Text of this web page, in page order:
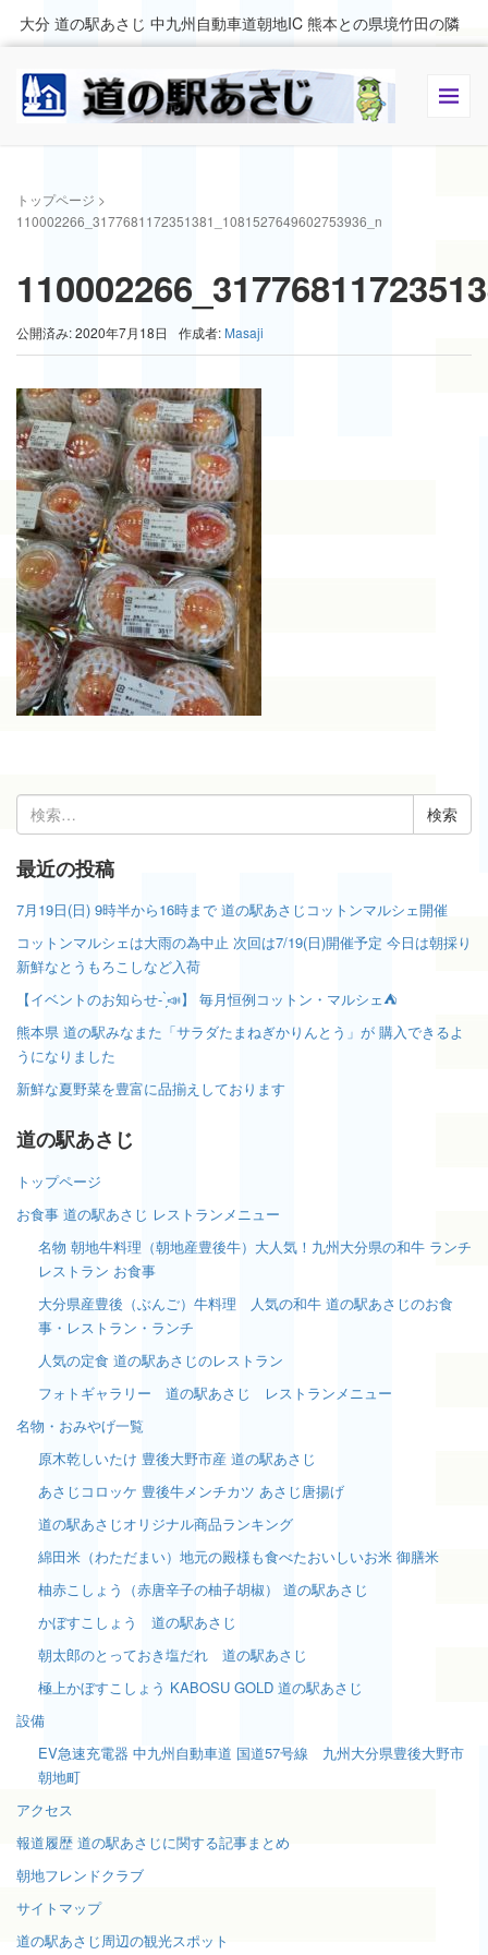
大分 道の駅あさじ 中九州自動車道朝地IC 熊本との県境竹田の隣
トップページ >
110002266_3177681172351381_1081527649602753936_n
公開済み: 2020年7月18日 作成者: Masaji
検
索:
最近の投稿
7月19日(日) 9時半から16時まで 道の駅あさじコットンマルシェ開催
コットンマルシェは大雨の為中止 次回は7/19(日)開催予定 今日は朝採り
新鮮なとうもろこしなど入荷
【イベントのお知らせ- ̗̀📣】 毎月恒例コットン・マルシェ⛺️
熊本県 道の駅みなまた「サラダたまねぎかりんとう」が 購入できるよ
うになりました
新鮮な夏野菜を豊富に品揃えしております
道の駅あさじ
トップページ
お食事 道の駅あさじ レストランメニュー
名物 朝地牛料理（朝地産豊後牛）大人気！九州大分県の和牛 ランチ
レストラン お食事
大分県産豊後（ぶんご）牛料理 人気の和牛 道の駅あさじのお食
事・レストラン・ランチ
人気の定食 道の駅あさじのレストラン
フォトギャラリー 道の駅あさじ レストランメニュー
名物・おみやげ一覧
原木乾しいたけ 豊後大野市産 道の駅あさじ
あさじコロッケ 豊後牛メンチカツ あさじ唐揚げ
道の駅あさじオリジナル商品ランキング
綿田米（わただまい）地元の殿様も食べたおいしいお米 御膳米
柚赤こしょう（赤唐辛子の柚子胡椒） 道の駅あさじ
かぼすこしょう 道の駅あさじ
朝太郎のとっておき塩だれ 道の駅あさじ
極上かぼすこしょう KABOSU GOLD 道の駅あさじ
設備
EV急速充電器 中九州自動車道 国道57号線 九州大分県豊後大野市
朝地町
アクセス
報道履歴 道の駅あさじに関する記事まとめ
朝地フレンドクラブ
サイトマップ
道の駅あさじ周辺の観光スポット